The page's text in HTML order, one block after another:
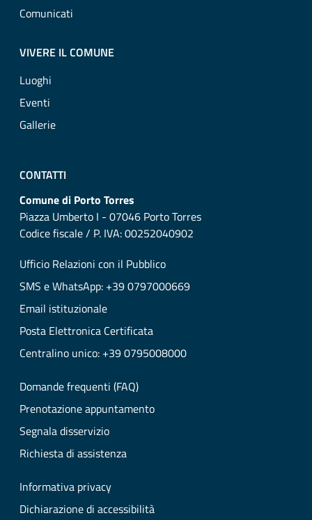
Comunicati
VIVERE IL COMUNE
Luoghi
Eventi
Gallerie
CONTATTI
Comune di Porto Torres
Piazza Umberto I - 07046 Porto Torres
Codice fiscale / P. IVA: 00252040902
Ufficio Relazioni con il Pubblico
SMS e WhatsApp: +39 0797000669
Email istituzionale
Posta Elettronica Certificata
Centralino unico: +39 0795008000
Domande frequenti (FAQ)
Prenotazione appuntamento
Segnala disservizio
Richiesta di assistenza
Informativa privacy
Dichiarazione di accessibilità